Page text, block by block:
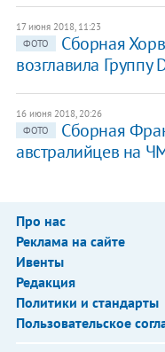
17 июня 2018, 11:23
ФОТО
Сборная
возглавила
16 июня 2018, 20:26
ФОТО
Сборная
австралийцев на
Про нас
Реклама на сайте
Ивенты
Редакция
Политики и стандарты
Пользовательское